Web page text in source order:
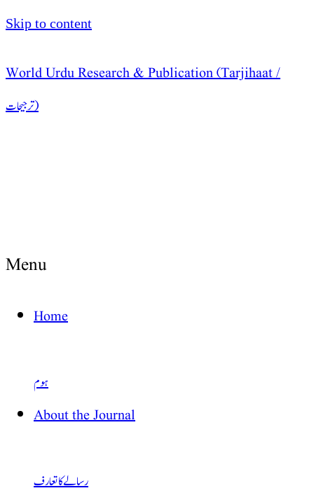
Skip to content
World Urdu Research & Publication (Tarjihaat /
ترجیحات )
Menu
Home
ہوم
About the Journal
رسالے کا تعارف